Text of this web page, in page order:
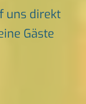
uns direkt
Gäste